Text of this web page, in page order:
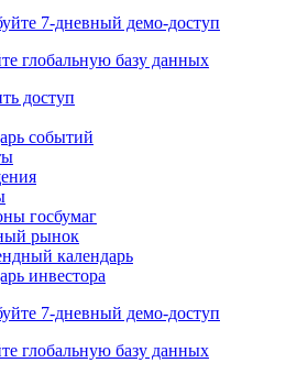
7-дневный демо-доступ
глобальную базу данных
доступ
событий
госбумаг
рынок
календарь
инвестора
7-дневный демо-доступ
глобальную базу данных